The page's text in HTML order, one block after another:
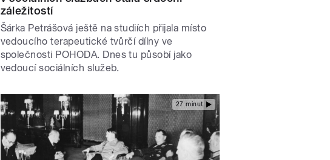
záležitostí
Šárka Petrášová ještě na studiích přijala místo
vedoucího terapeutické tvůrčí dílny ve
společnosti POHODA. Dnes tu působí jako
vedoucí sociálních služeb.
27 minut